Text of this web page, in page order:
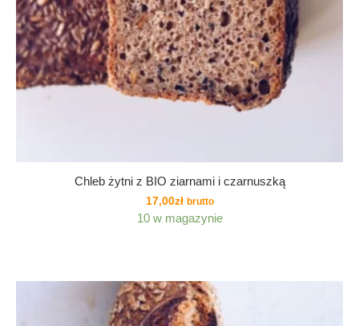
Chleb żytni z BIO ziarnami i czarnuszką
17,00zł brutto
10 w magazynie